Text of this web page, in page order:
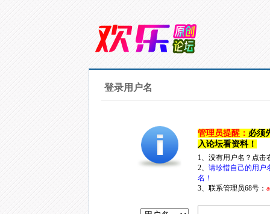
登录用户名
管理员提醒： 必须
入论坛看资料！
1、没有用户名？点
2、 请珍惜自己的用户
名！
3、联系管理员68号：